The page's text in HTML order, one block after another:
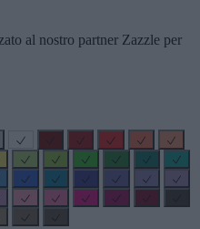
al nostro partner Zazzle per